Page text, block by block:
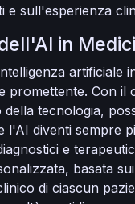
e sull'esperienza
in
artificiale
promettente. Con il
della tecnologia,
l'AI diventi sempre
e
basata
di ciascun